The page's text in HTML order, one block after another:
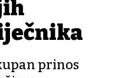
prinos